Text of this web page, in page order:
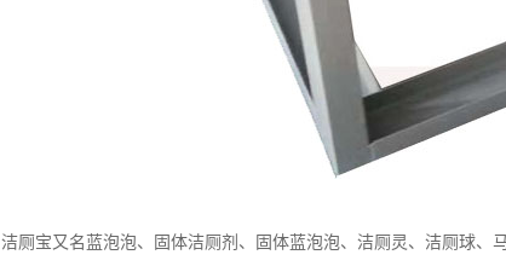
洁厕宝又名蓝泡泡、固体洁厕剂、固体蓝泡泡、洁厕灵、洁厕球、